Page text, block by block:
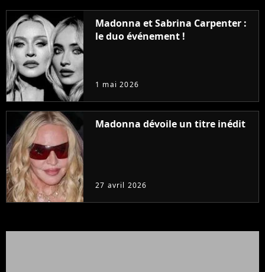
Madonna et Sabrina Carpenter :
le duo événement !
1 mai 2026
Madonna dévoile un titre inédit
27 avril 2026